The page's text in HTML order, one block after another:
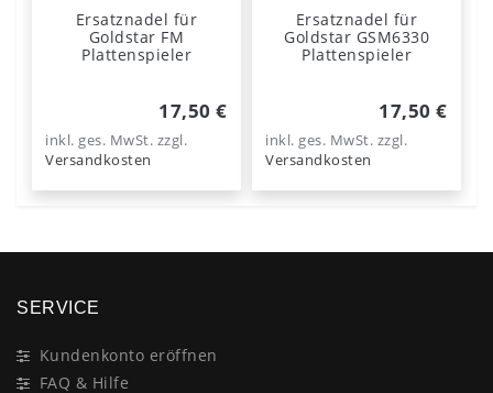
Ersatznadel für
Goldstar FM
Plattenspieler
17,50 €
inkl. ges. MwSt. zzgl.
Versandkosten
Ersatznadel für
Goldstar GSM6330
Plattenspieler
17,50 €
inkl. ges. MwSt. zzgl.
Versandkosten
SERVICE
Kundenkonto eröffnen
FAQ & Hilfe